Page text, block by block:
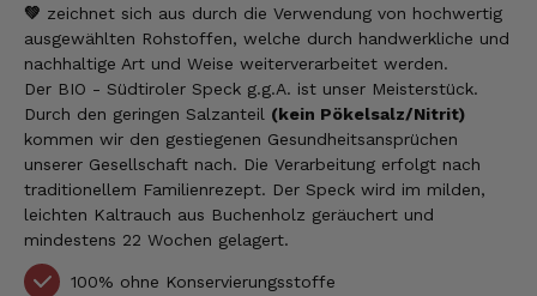
💚 zeichnet sich aus durch die Verwendung von hochwertig
ausgewählten Rohstoffen, welche durch handwerkliche und
nachhaltige Art und Weise weiterverarbeitet werden.
Der BIO - Südtiroler Speck g.g.A. ist unser Meisterstück.
Durch den geringen Salzanteil (kein Pökelsalz/Nitrit)
kommen wir den gestiegenen Gesundheitsansprüchen
unserer Gesellschaft nach. Die Verarbeitung erfolgt nach
traditionellem Familienrezept. Der Speck wird im milden,
leichten Kaltrauch aus Buchenholz geräuchert und
mindestens 22 Wochen gelagert.
100% ohne Konservierungsstoffe